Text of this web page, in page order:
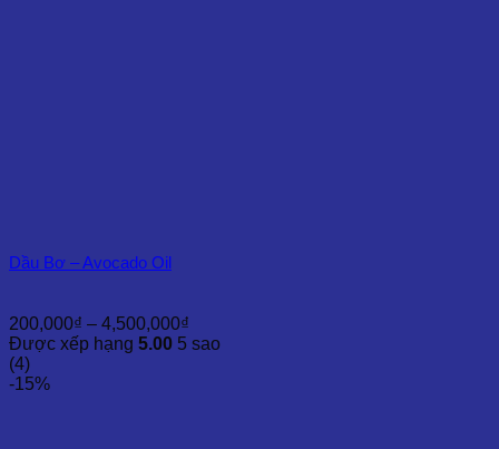
Dầu Bơ – Avocado Oil
200,000₫ – 4,500,000₫
giá:
Được xếp hạng 5.00 5 sao
(4)
-15%